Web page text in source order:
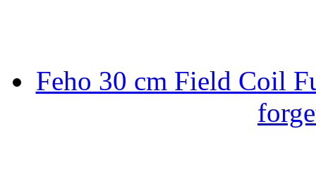
Feho 30 cm Field Coil